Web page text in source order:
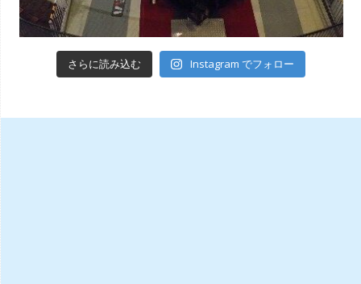
さらに読み込む Instagram でフォロー